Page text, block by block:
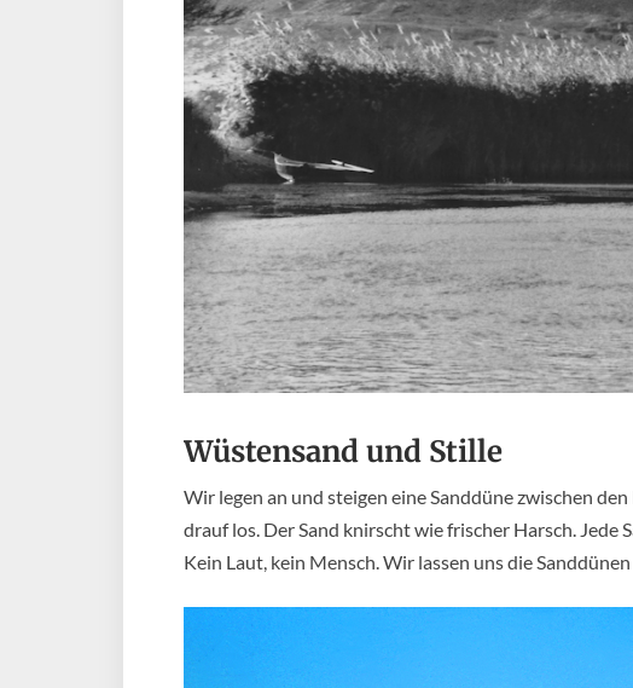
Wüstensand und Stille
Wir legen an und steigen eine Sanddüne zwischen
drauf los. Der Sand knirscht wie frischer Harsch.
Kein Laut, kein Mensch. Wir lassen uns die